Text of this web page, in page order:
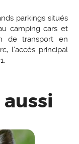
parkings situés
camping cars et
de transport en
l’accès principal